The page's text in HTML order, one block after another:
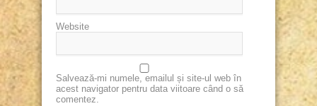
Website
Salvează-mi numele, emailul și site-ul web în
acest navigator pentru data viitoare când o să
comentez.